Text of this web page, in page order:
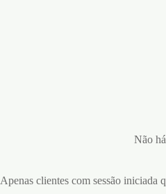
Não
Apenas clientes com sessão iniciada